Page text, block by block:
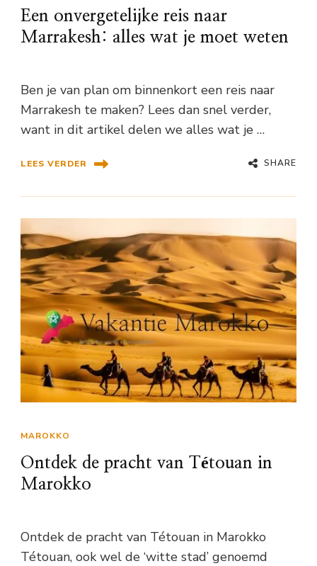
Een onvergetelijke reis naar
Marrakesh: alles wat je moet weten
Ben je van plan om binnenkort een reis naar
Marrakesh te maken? Lees dan snel verder,
want in dit artikel delen we alles wat je …
LEES VERDER SHARE
MAROKKO
Ontdek de pracht van Tétouan in
Marokko
Ontdek de pracht van Tétouan in Marokko
Tétouan, ook wel de ‘witte stad’ genoemd